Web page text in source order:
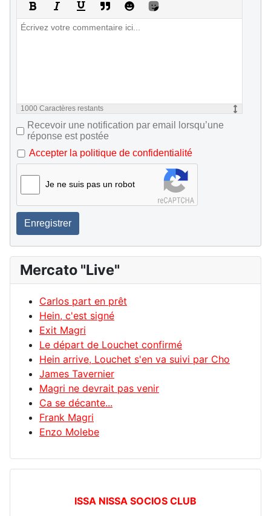
1000 Caractères restants
Recevoir une notification par email lorsqu’une
réponse est postée
Accepter la politique de confidentialité
Je ne suis pas un robot
Enregistrer
Mercato "Live"
Carlos part en prêt
Hein, c'est signé
Exit Magri
Le départ de Louchet confirmé
Hein arrive, Louchet s'en va suivi par Cho
James Tavernier
Magri ne devrait pas venir
Ca se décante...
Frank Magri
Enzo Molebe
ISSA NISSA SOCIOS CLUB